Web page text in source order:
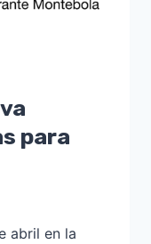
para
abril en la